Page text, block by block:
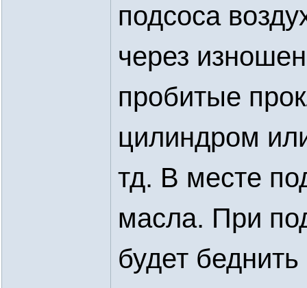
подсоса
через
пробитые
цилиндром
тд. В месте
масла. При
будет